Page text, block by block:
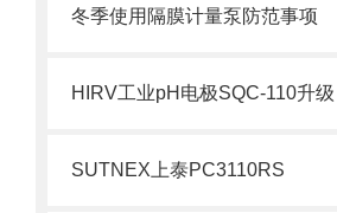
冬季使用隔膜计量泵防范事项
HIRV工业pH电极SQC-110升级
SUTNEX上泰PC3110RS